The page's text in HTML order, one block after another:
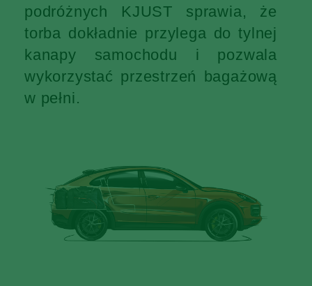
podróżnych KJUST sprawia, że
torba dokładnie przylega do tylnej
kanapy samochodu i pozwala
wykorzystać przestrzeń bagażową
w pełni.